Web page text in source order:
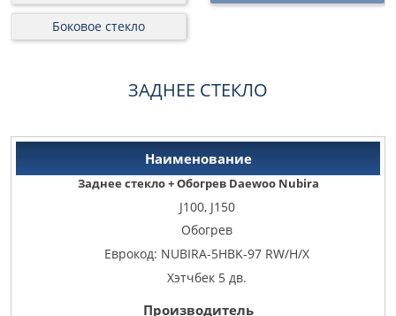
Боковое стекло
ЗАДНЕЕ СТЕКЛО
Заднее стекло + Обогрев Daewoo Nubira
J100, J150
Обогрев
Еврокод: NUBIRA-5HBK-97 RW/H/X
Хэтчбек 5 дв.